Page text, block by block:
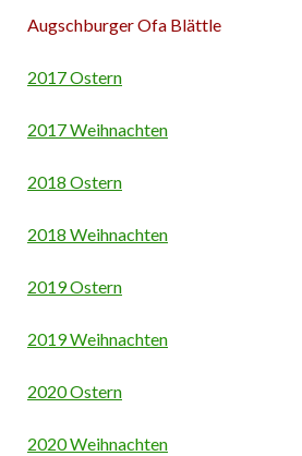
Augschburger Ofa Blättle
2017 Ostern
2017 Weihnachten
2018 Ostern
2018 Weihnachten
2019 Ostern
2019 Weihnachten
2020 Ostern
2020 Weihnachten